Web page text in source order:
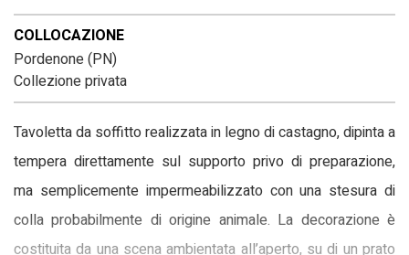
COLLOCAZIONE
Pordenone (PN)
Collezione privata
Tavoletta da soffitto realizzata in legno di castagno, dipinta a
tempera direttamente sul supporto privo di preparazione,
ma semplicemente impermeabilizzato con una stesura di
colla probabilmente di origine animale. La decorazione è
costituita da una scena ambientata all’aperto, su di un prato